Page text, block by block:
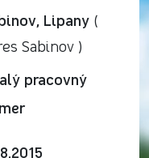
Lipany (
Sabinov )
pracovný